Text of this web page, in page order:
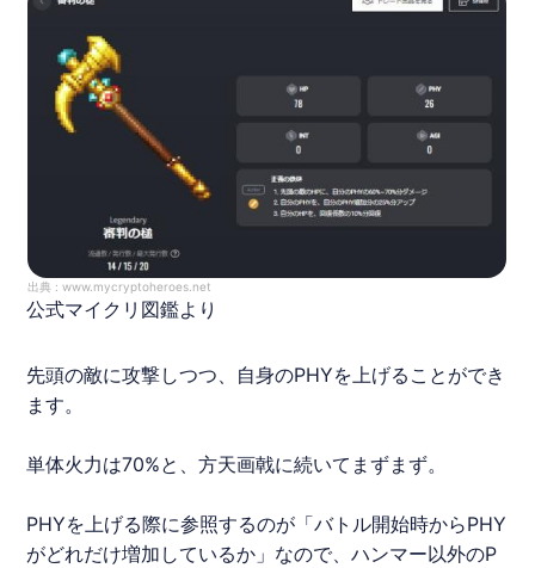
出典 :www.mycryptoheroes.net
公式マイクリ図鑑より
先頭の敵に攻撃しつつ、自身のPHYを上げることができ
ます。
単体火力は70%と、方天画戟に続いてまずまず。
PHYを上げる際に参照するのが「バトル開始時からPHY
がどれだけ増加しているか」なので、ハンマー以外のP